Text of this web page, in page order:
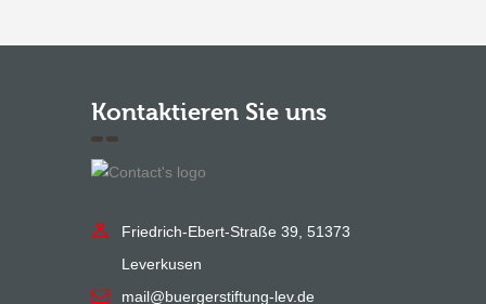
Kontaktieren Sie uns
Friedrich-Ebert-Straße 39, 51373
Leverkusen
mail@buergerstiftung-lev.de